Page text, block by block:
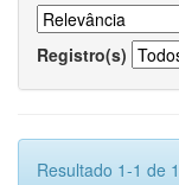
Registro(s)
Resultado 1-1 de